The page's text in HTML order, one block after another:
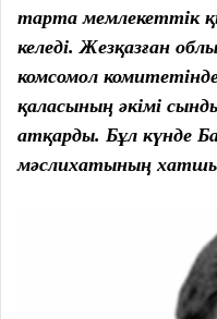
тарта мемлекеттік
келеді. Жезқазған
комсомол
қаласының әкімі
атқарды. Бұл күнде
мәслихатының